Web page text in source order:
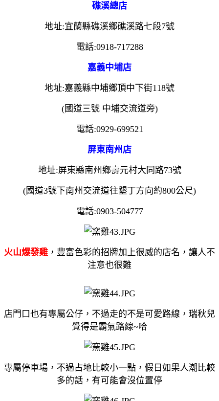
礁溪總店
地址:宜蘭縣礁溪鄉礁溪路七段7號
電話:0918-717288
嘉義中埔店
地址:嘉義縣中埔鄉頂中下街118號
(國道三號 中埔交流道旁)
電話:0929-699521
屏東南州店
地址:屏東縣南州鄉壽元村大同路73號
(國道3號下南州交流道往墾丁方向約800公尺)
電話:0903-504777
火山爆發雞 ，豐富色彩的招牌加上很威的店名，讓人不
注意也很難
店門口也有專屬公仔，不過走的不是可愛路線，瑞秋兒
覺得是霸氣路線~哈
專屬停車場，不過占地比較小一點，假日如果人潮比較
多的話，有可能會沒位置停